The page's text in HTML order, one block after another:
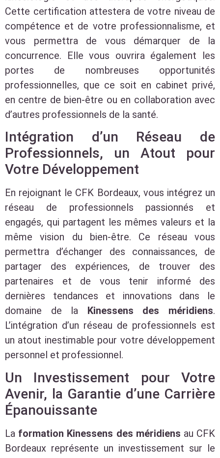
Cette certification attestera de votre niveau de
compétence et de votre professionnalisme, et
vous permettra de vous démarquer de la
concurrence. Elle vous ouvrira également les
portes de nombreuses opportunités
professionnelles, que ce soit en cabinet privé,
en centre de bien-être ou en collaboration avec
d’autres professionnels de la santé.
Intégration d’un Réseau de
Professionnels, un Atout pour
Votre Développement
En rejoignant le CFK Bordeaux, vous intégrez un
réseau de professionnels passionnés et
engagés, qui partagent les mêmes valeurs et la
même vision du bien-être. Ce réseau vous
permettra d’échanger des connaissances, de
partager des expériences, de trouver des
partenaires et de vous tenir informé des
dernières tendances et innovations dans le
domaine de la
Kinessens des méridiens.
L’intégration d’un réseau de professionnels est
un atout inestimable pour votre développement
personnel et professionnel.
Un Investissement pour Votre
Avenir, la Garantie d’une Carrière
Épanouissante
La formation Kinessens des méridiens au CFK
Bordeaux représente un investissement sur le